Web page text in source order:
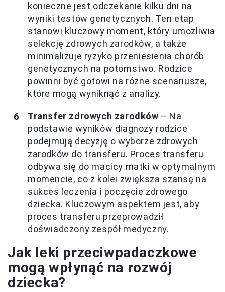
konieczne jest odczekanie kilku dni na
wyniki testów genetycznych. Ten etap
stanowi kluczowy moment, który umożliwia
selekcję zdrowych zarodków, a także
minimalizuje ryzyko przeniesienia chorób
genetycznych na potomstwo. Rodzice
powinni być gotowi na różne scenariusze,
które mogą wyniknąć z analizy.
Transfer zdrowych zarodków – Na
podstawie wyników diagnozy rodzice
podejmują decyzję o wyborze zdrowych
zarodków do transferu. Proces transferu
odbywa się do macicy matki w optymalnym
momencie, co z kolei zwiększa szansę na
sukces leczenia i poczęcie zdrowego
dziecka. Kluczowym aspektem jest, aby
proces transferu przeprowadził
doświadczony zespół medyczny.
Jak leki przeciwpadaczkowe
mogą wpłynąć na rozwój
dziecka?